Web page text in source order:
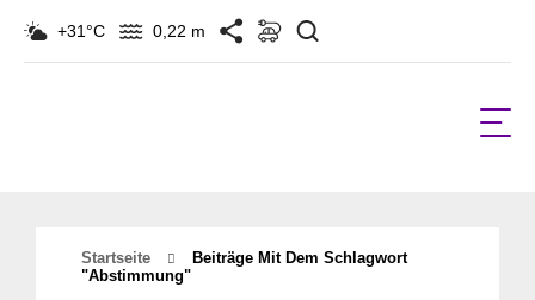
+31°C 0,22 m
Startseite
Beiträge Mit Dem Schlagwort
"Abstimmung"